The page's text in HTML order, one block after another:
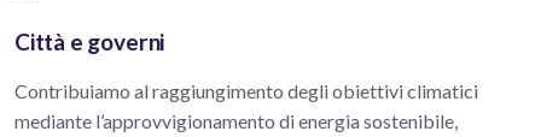
Città e governi
Contribuiamo al raggiungimento degli obiettivi climatici
mediante l’approvvigionamento di energia sostenibile,